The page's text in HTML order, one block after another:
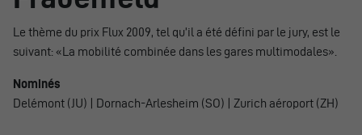
Le thème du prix Flux 2009, tel qu’il a été défini par le jury, est le
suivant: «La mobilité combinée dans les gares multimodales».
Nominés
Delémont (JU) | Dornach-Arlesheim (SO) | Zurich aéroport (ZH)